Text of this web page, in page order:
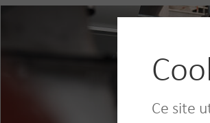
Ce site